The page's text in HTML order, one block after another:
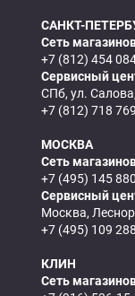
САНКТ-
Сеть
+7 (812) 454
Сервисный
СПб, ул.
+7 (812) 718
МОСКВА
Сеть
+7 (495) 145
Сервисный
Москва,
+7 (495) 109
КЛИН
Сеть